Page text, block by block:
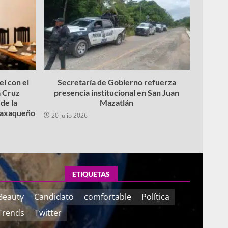
con el
Cruz
la
Secretaría de Gobierno refuerza
presencia institucional en San Juan
Mazatlán
20 julio 2026
ETIQUETAS
Candidato comfortable
Política
Twitter